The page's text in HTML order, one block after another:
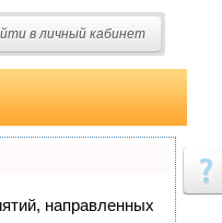
в личный кабинет
направленных